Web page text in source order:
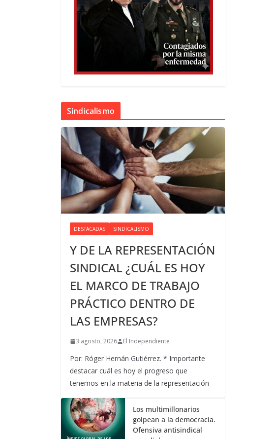
Sindicalismo
DESTACADAS SINDICALISMO
Y DE LA REPRESENTACIÓN
SINDICAL ¿CUÁL ES HOY
EL MARCO DE TRABAJO
PRÁCTICO DENTRO DE
LAS EMPRESAS?
3 agosto, 2026 El Independiente
Por: Róger Hernán Gutiérrez. * Importante
destacar cuál es hoy el progreso que
tenemos en la materia de la representación
Los multimillonarios
golpean a la democracia.
Ofensiva antisindical